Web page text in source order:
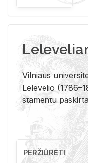
Vil­niaus
Le­le­ve­lio
sta­men­tu
PERŽIŪRĖTI